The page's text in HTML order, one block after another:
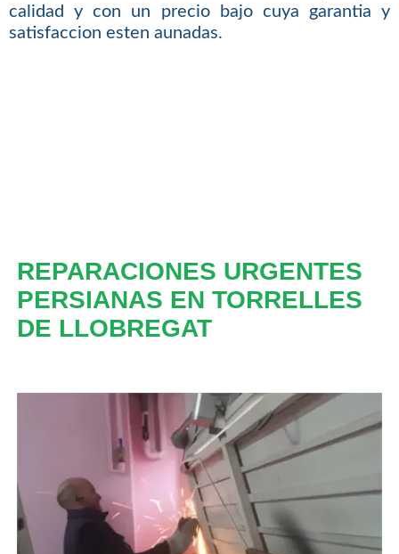
calidad y con un precio bajo cuya garantia y
satisfaccion esten aunadas.
REPARACIONES URGENTES
PERSIANAS EN TORRELLES
DE LLOBREGAT